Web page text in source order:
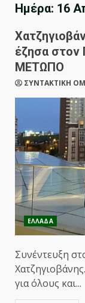
Ημέρα: 16
έζησα στον
ΜΕΤΩΠΟ
ΣΥΝΤΑΚΤΙΚΗ
ΕΛΛΑΔΑ
Συνέντευξη
για όλους και...